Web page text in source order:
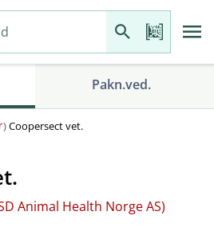
Pakn.ved.
)Coopersect vet.
Animal Health Norge AS)